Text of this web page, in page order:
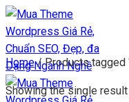
Chuyển
đến
nội
dung
Home /Products tagged
Showing the single result